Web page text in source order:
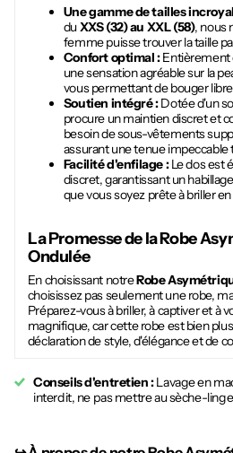
Une gamme de tailles
duXXS (32) au XXL (58), nous
femme puisse trouver la taille
Confort optimal :Entièrement
une sensation agréable sur la
vous permettant de bouger
Soutien intégré :Dotée d'un
procure un maintien discret et
besoin de sous-vêtements
assurant une tenue impeccable
Facilité d'enfilage :Le dos est
discret, garantissant un
que vous soyez prête à briller
La Promesse de laRobe
Ondulée
En choisissant notreRobe
choisissez pas seulement une robe,
Préparez-vous à briller, à captiver et à
magnifique, car cette robe est bien
déclaration de style, d'élégance et de
Conseils d'entretien :Lavage en
interdit, ne pas mettre au sèche-